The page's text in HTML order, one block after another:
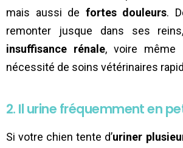
mais aussi de fortes douleurs.
remonter jusque dans ses
insuffisance rénale, voire même
nécessité de soins vétérinaires
2. Il urine fréquemment en
Si votre chien tente d’uriner